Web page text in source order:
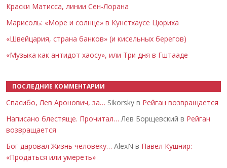
Краски Матисса, линии Сен-Лорана
Марисоль: «Море и солнце» в Кунстхаусе Цюриха
«Швейцария, страна банков» (и кисельных берегов)
«Музыка как антидот хаосу», или Три дня в Гштааде
ПОСЛЕДНИЕ КОММЕНТАРИИ
Спасибо, Лев Аронович, за… Sikorsky в Рейган возвращается
Написано блестяще. Прочитал… Лев Борщевский в Рейган
возвращается
Бог даровал Жизнь человеку… AlexN в Павел Кушнир:
«Продаться или умереть»